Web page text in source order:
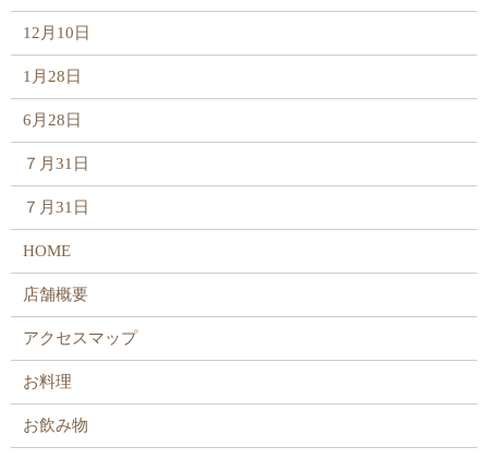
12月10日
1月28日
6月28日
７月31日
７月31日
HOME
店舗概要
アクセスマップ
お料理
お飲み物